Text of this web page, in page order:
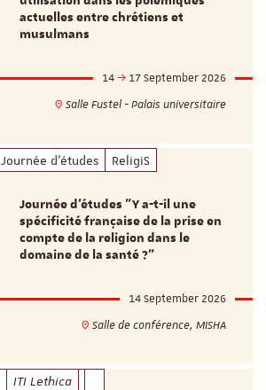
actuelles entre chrétiens et
musulmans
14
17 September 2026
Salle Fustel - Palais universitaire
Journée d'études ReligiS
Journée d’études "Y a-t-il une
spécificité française de la prise en
compte de la religion dans le
domaine de la santé ?"
14 September 2026
Salle de conférence, MISHA
ITI Lethica